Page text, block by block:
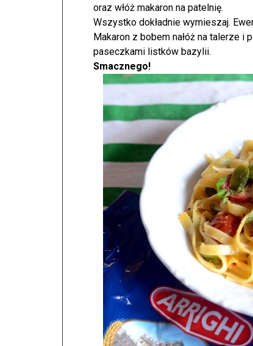
oraz włóż makaron na patelnię.
Wszystko dokładnie wymieszaj.
Makaron z bobem nałóż na talerze
paseczkami listków bazylii.
Smacznego!